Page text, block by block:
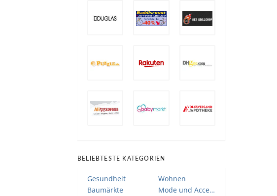
BELIEBTESTE KATEGORIEN
Gesundheit
Wohnen
Baumärkte
Mode und Accessoires